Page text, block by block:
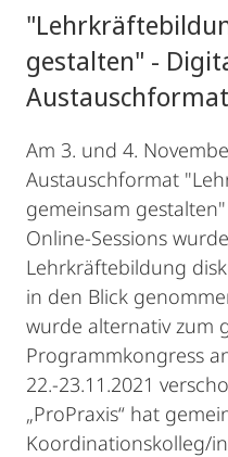
gestalten" -
Am 3. und 4.
Austauschformat
gemeinsam
Online-Sessions
Lehrkräftebildung
in den Blick
wurde alternativ zum
Programmkongress
22.-23.11.2021
„ProPraxis“ hat
Koordinationskolleg/